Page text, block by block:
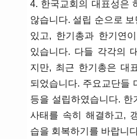
4. 한국교회의 대표성은
않습니다. 설립 순으로 보
있고, 한기총과 한기연
있습니다. 다들 각각의
지만, 최근 한기총은 대
되었습니다. 주요교단들
등을 설립하였습니다. 한
사태를 속히 해결하고,
습을 회복하기를 바랍니